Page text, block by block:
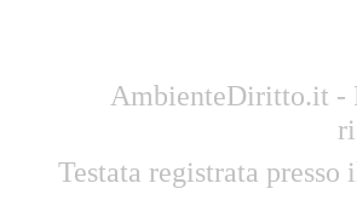
AmbienteDiritto.it -
Testata registrata